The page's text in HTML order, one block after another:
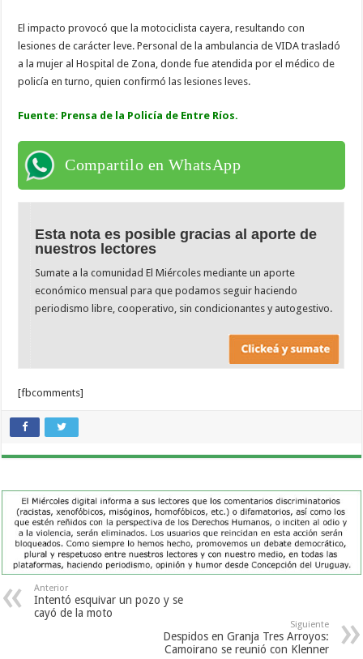
El impacto provocó que la motociclista cayera, resultando con
lesiones de carácter leve. Personal de la ambulancia de VIDA trasladó
a la mujer al Hospital de Zona, donde fue atendida por el médico de
policía en turno, quien confirmó las lesiones leves.
Fuente: Prensa de la Policía de Entre Ríos.
Compartilo en WhatsApp
Esta nota es posible gracias al aporte de
nuestros lectores
Sumate a la comunidad El Miércoles mediante un aporte
económico mensual para que podamos seguir haciendo
periodismo libre, cooperativo, sin condicionantes y autogestivo.
[fbcomments]
Anterior
Intentó esquivar un pozo y se
cayó de la moto
Siguiente
Despidos en Granja Tres Arroyos:
Camoirano se reunió con Klenner